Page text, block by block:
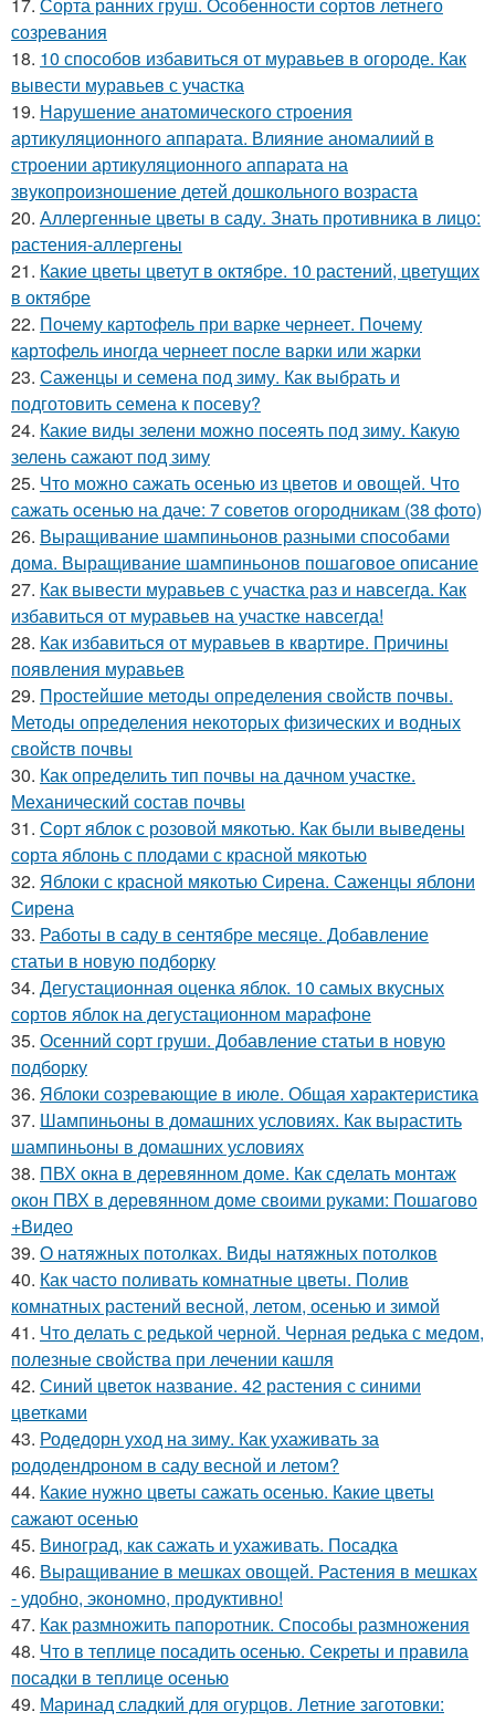
17. Сорта ранних груш. Особенности сортов летнего
созревания
18. 10 способов избавиться от муравьев в огороде. Как
вывести муравьев с участка
19. Нарушение анатомического строения
артикуляционного аппарата. Влияние аномалиий в
строении артикуляционного аппарата на
звукопроизношение детей дошкольного возраста
20. Аллергенные цветы в саду. Знать противника в лицо:
растения-аллергены
21. Какие цветы цветут в октябре. 10 растений, цветущих
в октябре
22. Почему картофель при варке чернеет. Почему
картофель иногда чернеет после варки или жарки
23. Саженцы и семена под зиму. Как выбрать и
подготовить семена к посеву?
24. Какие виды зелени можно посеять под зиму. Какую
зелень сажают под зиму
25. Что можно сажать осенью из цветов и овощей. Что
сажать осенью на даче: 7 советов огородникам (38 фото)
26. Выращивание шампиньонов разными способами
дома. Выращивание шампиньонов пошаговое описание
27. Как вывести муравьев с участка раз и навсегда. Как
избавиться от муравьев на участке навсегда!
28. Как избавиться от муравьев в квартире. Причины
появления муравьев
29. Простейшие методы определения свойств почвы.
Методы определения некоторых физических и водных
свойств почвы
30. Как определить тип почвы на дачном участке.
Механический состав почвы
31. Сорт яблок с розовой мякотью. Как были выведены
сорта яблонь с плодами с красной мякотью
32. Яблоки с красной мякотью Сирена. Саженцы яблони
Сирена
33. Работы в саду в сентябре месяце. Добавление
статьи в новую подборку
34. Дегустационная оценка яблок. 10 самых вкусных
сортов яблок на дегустационном марафоне
35. Осенний сорт груши. Добавление статьи в новую
подборку
36. Яблоки созревающие в июле. Общая характеристика
37. Шампиньоны в домашних условиях. Как вырастить
шампиньоны в домашних условиях
38. ПВХ окна в деревянном доме. Как сделать монтаж
окон ПВХ в деревянном доме своими руками: Пошагово
+Видео
39. О натяжных потолках. Виды натяжных потолков
40. Как часто поливать комнатные цветы. Полив
комнатных растений весной, летом, осенью и зимой
41. Что делать с редькой черной. Черная редька с медом,
полезные свойства при лечении кашля
42. Синий цветок название. 42 растения с синими
цветками
43. Родедорн уход на зиму. Как ухаживать за
рододендроном в саду весной и летом?
44. Какие нужно цветы сажать осенью. Какие цветы
сажают осенью
45. Виноград, как сажать и ухаживать. Посадка
46. Выращивание в мешках овощей. Растения в мешках
- удобно, экономно, продуктивно!
47. Как размножить папоротник. Способы размножения
48. Что в теплице посадить осенью. Секреты и правила
посадки в теплице осенью
49. Маринад сладкий для огурцов. Летние заготовки: